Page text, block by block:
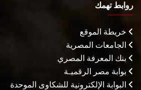
روابط تهمك
خريطة الموقع
الجامعات المصرية
بنك المعرفة المصري
بوابة مصر الرقميـة
البوابة الإلكترونية للشكاوى الموحدة